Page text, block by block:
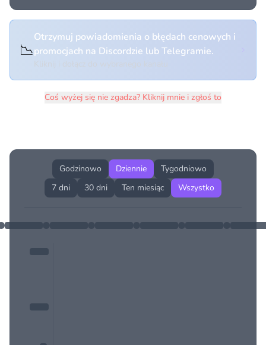
📉
Otrzymuj powiadomienia o błędach cenowych i
promocjach na Discordzie lub Telegramie.
Coś wyżej się nie zgadza? Kliknij mnie i zgłoś to
Godzinowo Dziennie
Tygodniowo
7 dni
30 dni Ten miesiąc Wszystko